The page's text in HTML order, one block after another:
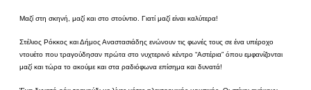
Μαζί στη σκηνή, μαζί και στο στούντιο. Γιατί μαζί είναι καλύτερα!
Στέλιος Ρόκκος και Δήμος Αναστασιάδης ενώνουν τις φωνές τους σε ένα υπέροχο
ντουέτο που τραγούδησαν πρώτα στο νυχτερινό κέντρο “Αστέρια” όπου εμφανίζονται
μαζί και τώρα το ακούμε και στα ραδιόφωνα επίσημα και δυνατά!